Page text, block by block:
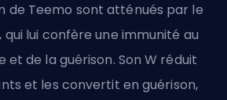
de Teemo sont atténués par le
qui lui confère une immunité au
de la guérison. Son W réduit
et les convertit en guérison,